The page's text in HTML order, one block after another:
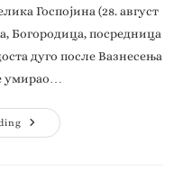
Госпојина (28. август
Богородица, посредница
дуго после Вазнесења
умирао…